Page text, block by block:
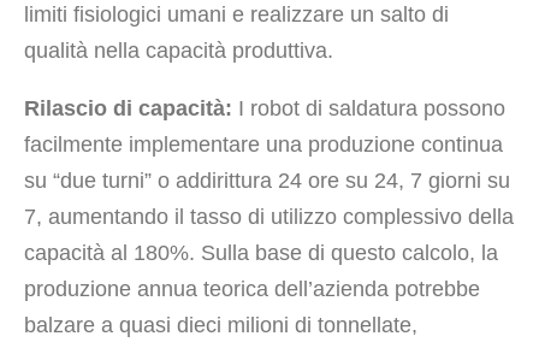
limiti fisiologici umani e realizzare un salto di
qualità nella capacità produttiva.
Rilascio di capacità: I robot di saldatura possono
facilmente implementare una produzione continua
su “due turni” o addirittura 24 ore su 24, 7 giorni su
7, aumentando il tasso di utilizzo complessivo della
capacità al 180%. Sulla base di questo calcolo, la
produzione annua teorica dell’azienda potrebbe
balzare a quasi dieci milioni di tonnellate,